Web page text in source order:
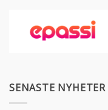
SENASTE NYHETER